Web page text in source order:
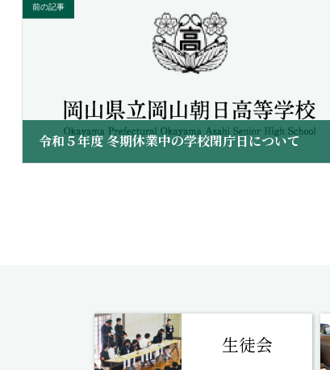
前の記事
令和５年度 冬期休業中の学校閉庁日について
生徒会